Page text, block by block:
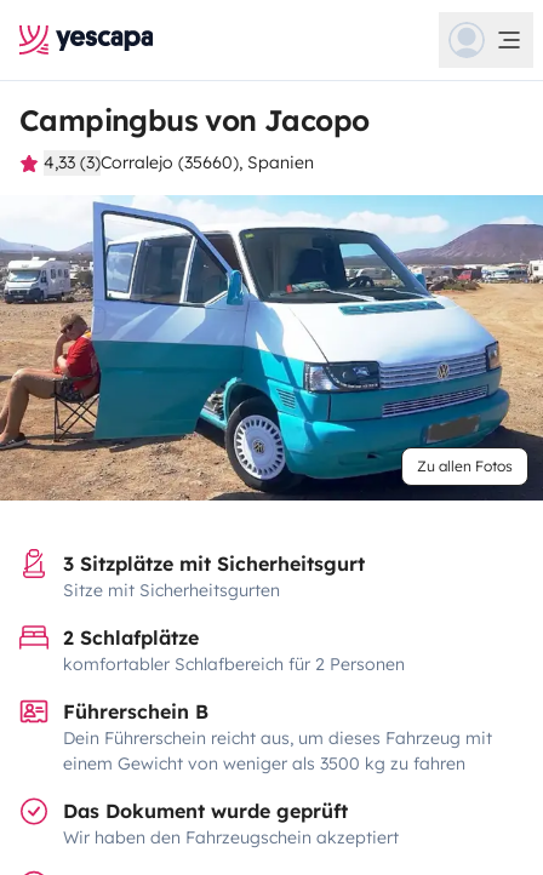
Campingbus von Jacopo
4,33 (3)Corralejo (35660), Spanien
Zu allen Fotos
3 Sitzplätze mit Sicherheitsgurt
Sitze mit Sicherheitsgurten
2 Schlafplätze
komfortabler Schlafbereich für 2 Personen
Führerschein B
Dein Führerschein reicht aus, um dieses Fahrzeug mit
einem Gewicht von weniger als 3500 kg zu fahren
Das Dokument wurde geprüft
Wir haben den Fahrzeugschein akzeptiert